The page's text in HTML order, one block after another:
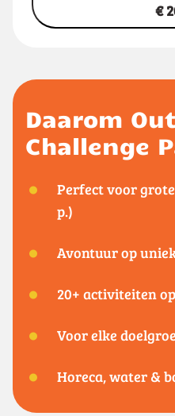
€
Daarom
Challenge
Perfect voor
p.)
Avontuur op
20+ activiteiten
Voor elke
Horeca, water &